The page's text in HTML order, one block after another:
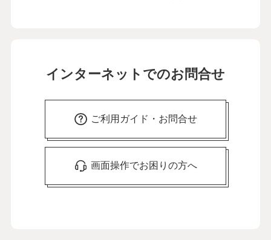
インターネットでのお問合せ
ご利用ガイド・お問合せ
画面操作でお困りの方へ